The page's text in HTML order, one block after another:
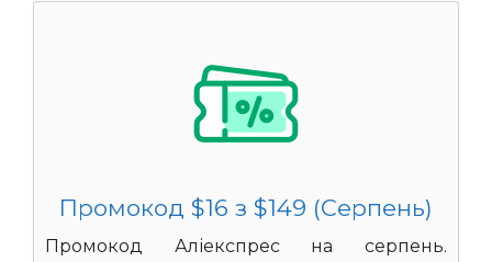
Промокод $16 з $149 (Серпень)
Промокод Аліекспрес на серпень.